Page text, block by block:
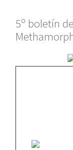
5º boletín